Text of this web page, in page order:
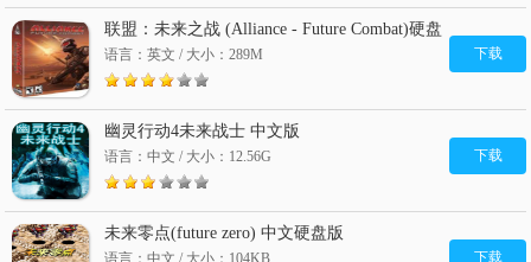
战争单机游戏
钢铁雄心 偷袭珍珠港游戏
南北战争游戏
战火兄弟连
联盟：未来之战 (Alliance - Future Combat)硬盘
版
语言：英文 / 大小：289M 下载
幽灵行动4未来战士 中文版
语言：中文 / 大小：12.56G 下载
未来零点(future zero) 中文硬盘版
语言：中文 / 大小：104KB 下载